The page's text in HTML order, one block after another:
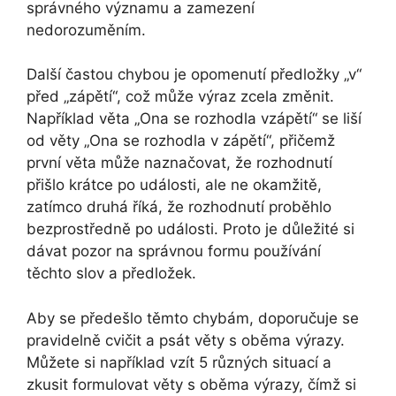
správného významu a zamezení
nedorozuměním.
Další častou chybou je opomenutí předložky „v“
před „zápětí“, což může výraz zcela změnit.
Například věta „Ona se rozhodla vzápětí“ se liší
od věty „Ona se rozhodla v zápětí“, přičemž
první věta může naznačovat, že rozhodnutí
přišlo krátce po události, ale ne okamžitě,
zatímco druhá říká, že rozhodnutí proběhlo
bezprostředně po události. Proto je důležité si
dávat pozor na správnou formu používání
těchto slov a předložek.
Aby se předešlo těmto chybám, doporučuje se
pravidelně cvičit a psát věty s oběma výrazy.
Můžete si například vzít 5 různých situací a
zkusit formulovat věty s oběma výrazy, čímž si